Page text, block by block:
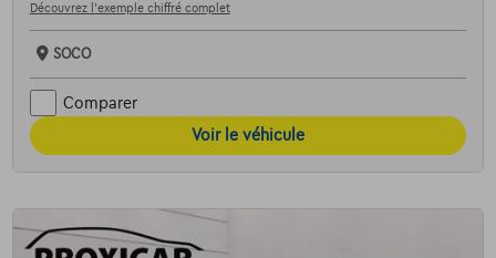
Découvrez l’exemple chiffré complet
SOCO
Comparer
Voir le véhicule